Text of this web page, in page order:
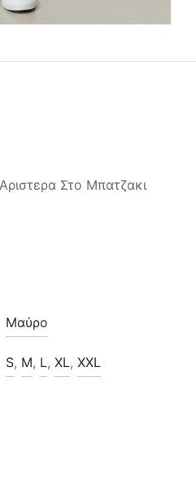
Στο Μπατζακι
Μαύρο
S, M, L, XL, XXL